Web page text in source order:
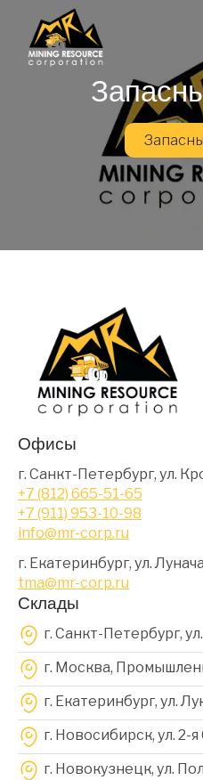
Офисы
г. Санкт-Петербург, ул.
+7 (812) 665-51-65
+7 (911) 953-10-98
info@mr-corp.ru
г. Екатеринбург, ул.
tma@mr-corp.ru
Склады
г. Санкт-Петербург,
г. Москва,
г. Екатеринбург, ул.
г. Новосибирск, ул. 2-
г. Новокузнецк, ул.